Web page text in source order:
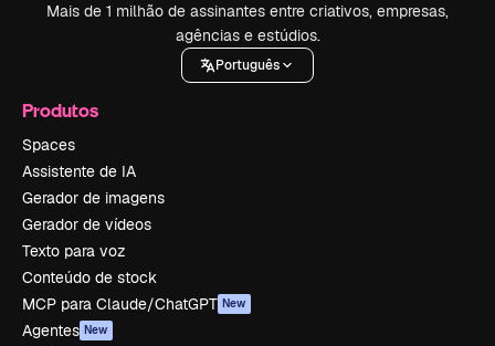
Mais de 1 milhão de assinantes entre criativos, empresas,
agências e estúdios.
Português
Produtos
Spaces
Assistente de IA
Gerador de imagens
Gerador de vídeos
Texto para voz
Conteúdo de stock
MCP para Claude/ChatGPT New
Agentes New